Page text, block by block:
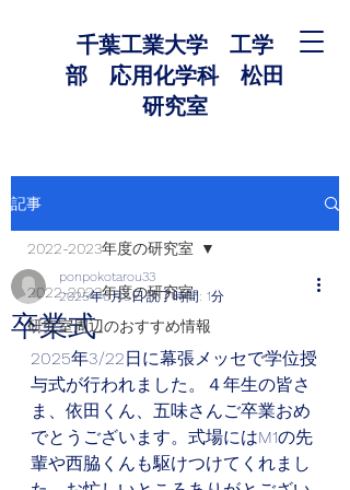
千葉工業大学 工学
部 応用化学科 松田
研究室
記事
2022-2023年度の研究室
研究室周辺のおすすめ情報
2022-2023年度の研究室
卒業式
ponpokotarou33
2025年6月5日読了時間: 1分
2025年3/22日に幕張メッセで学位授
与式が行われました。４年生の皆さ
ま、依田くん、五味さんご卒業おめ
でとうございます。式場にはM1の先
輩や西脇くんも駆けつけてくれまし